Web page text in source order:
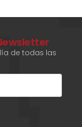
de todas las